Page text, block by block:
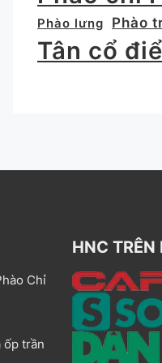
Phào lưng
Phào
Tân cổ
Chỉ
ốp trần
HNC TRÊN